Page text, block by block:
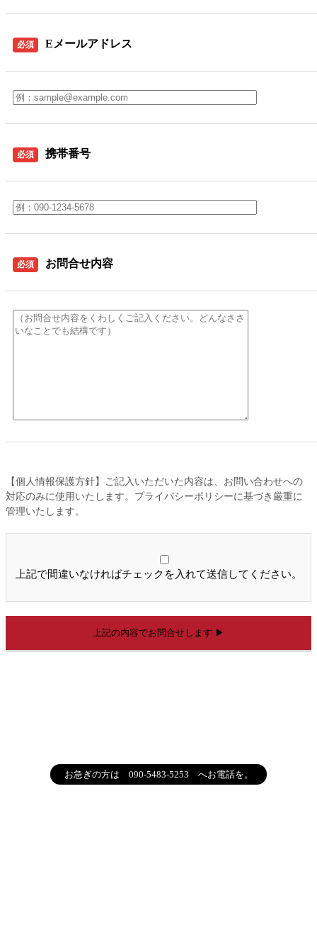
必須 Eメールアドレス
必須 携帯番号
必須 お問合せ内容
【個人情報保護方針】ご記入いただいた内容は、お問い合わせへの
対応のみに使用いたします。プライバシーポリシーに基づき厳重に
管理いたします。
上記で間違いなければチェックを入れて送信してください。
お急ぎの方は 090-5483-5253 へお電話を。